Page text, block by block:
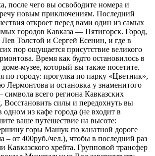
после чего вы освободите номера и
новым приключениям. Последний
откроет перед вами один из самых
городов Кавказа — Пятигорск. Город,
Лев Толстой и Сергей Есенин, и где в
пор ощущается присутствие великого
Время как будто остановилось в
музее, который вы также посетите.
по городу: прогулка по парку «Цветник»,
Лермонтова и остановка у знаменитого
всего региона Кавказских
силы и передохнуть вы
одном из кафе города (не входит в
ваше путешествие на высоте:
горы Машук по канатной дороге
– от 400руб./чел.), чтобы в последний раз
Кавказского хребта. Групповой трансфер